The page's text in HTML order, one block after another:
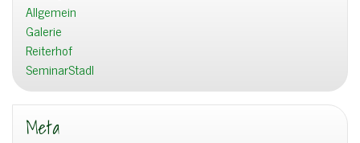
Allgemein
Galerie
Reiterhof
SeminarStadl
Meta